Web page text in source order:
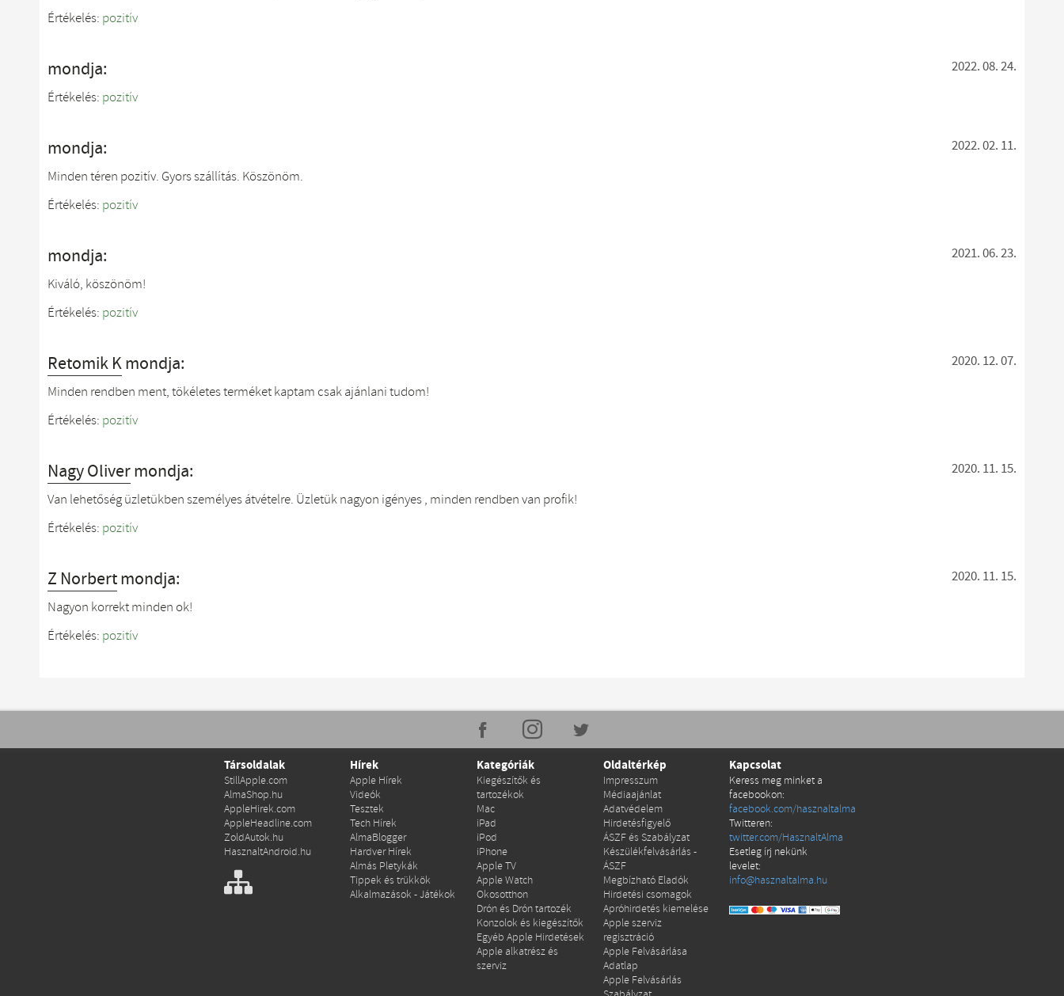
Értékelés: pozitív
mondja: 2022. 08. 24.
Értékelés: pozitív
mondja: 2022. 02. 11.
Minden téren pozitív. Gyors szállítás. Köszönöm.
Értékelés: pozitív
mondja: 2021. 06. 23.
Kiváló, köszönöm!
Értékelés: pozitív
Retomik Kmondja: 2020. 12. 07.
Minden rendben ment, tökéletes terméket kaptam csak ajánlani tudom!
Értékelés: pozitív
Nagy Olivermondja: 2020. 11. 15.
Van lehetőség üzletükben személyes átvételre. Üzletük nagyon igényes , minden rendben van profik!
Értékelés: pozitív
Z Norbertmondja: 2020. 11. 15.
Nagyon korrekt minden ok!
Értékelés: pozitív
Társoldalak
StillApple.com
AlmaShop.hu
AppleHirek.com
AppleHeadline.com
ZoldAutok.hu
HasznaltAndroid.hu
Hírek
Apple Hírek
Videók
Tesztek
Tech Hírek
AlmaBlogger
Hardver Hírek
Almás Pletykák
Tippek és trükkök
Alkalmazások - Játékok
Kategóriák
Kiegészítők és
tartozékok
Mac
iPad
iPod
iPhone
Apple TV
Apple Watch
Okosotthon
Drón és Drón tartozék
Konzolok és kiegészítők
Egyéb Apple Hirdetések
Apple alkatrész és
szerviz
Oldaltérkép
Impresszum
Médiaajánlat
Adatvédelem
Hirdetésfigyelő
ÁSZF és Szabályzat
Készülékfelvásárlás -
ÁSZF
Megbízható Eladók
Hirdetési csomagok
Apróhirdetés kiemelése
Apple szerviz
regisztráció
Apple Felvásárlása
Adatlap
Apple Felvásárlás
Kapcsolat
Keress meg minket a
facebookon:
facebook.com/hasznaltalma
Twitteren:
twitter.com/HasznaltAlma
Esetleg írj nekünk
levelet:
info@hasznaltalma.hu